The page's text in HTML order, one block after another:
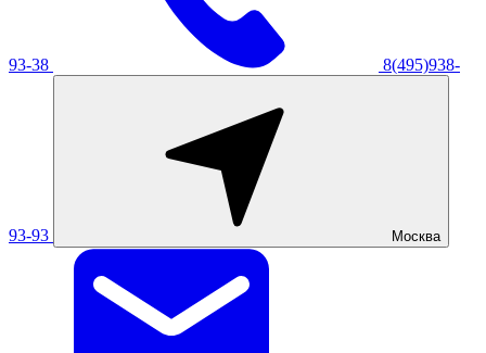
93-38 8(495)938-
93-93 Москва